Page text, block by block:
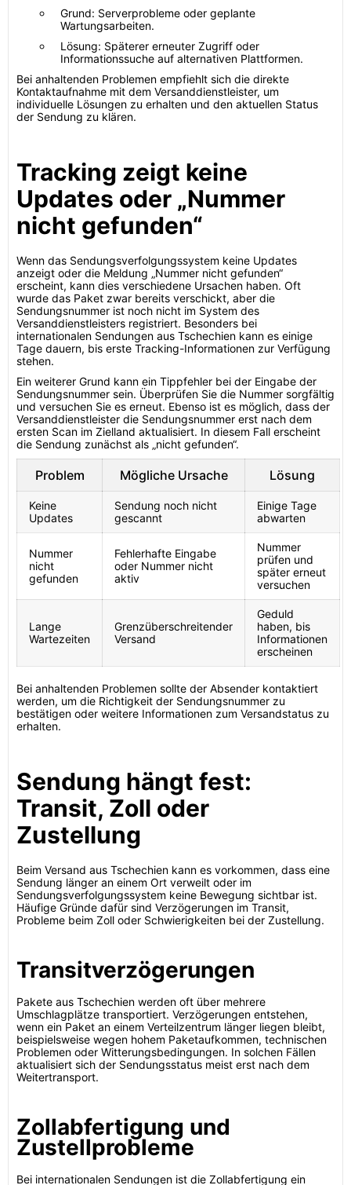
Grund: Serverprobleme oder geplante
Wartungsarbeiten.
Lösung: Späterer erneuter Zugriff oder
Informationssuche auf alternativen Plattformen.
Bei anhaltenden Problemen empfiehlt sich die direkte
Kontaktaufnahme mit dem Versanddienstleister, um
individuelle Lösungen zu erhalten und den aktuellen Status
der Sendung zu klären.
Tracking zeigt keine
Updates oder „Nummer
nicht gefunden“
Wenn das Sendungsverfolgungssystem keine Updates
anzeigt oder die Meldung „Nummer nicht gefunden“
erscheint, kann dies verschiedene Ursachen haben. Oft
wurde das Paket zwar bereits verschickt, aber die
Sendungsnummer ist noch nicht im System des
Versanddienstleisters registriert. Besonders bei
internationalen Sendungen aus Tschechien kann es einige
Tage dauern, bis erste Tracking-Informationen zur Verfügung
stehen.
Ein weiterer Grund kann ein Tippfehler bei der Eingabe der
Sendungsnummer sein. Überprüfen Sie die Nummer sorgfältig
und versuchen Sie es erneut. Ebenso ist es möglich, dass der
Versanddienstleister die Sendungsnummer erst nach dem
ersten Scan im Zielland aktualisiert. In diesem Fall erscheint
die Sendung zunächst als „nicht gefunden“.
Problem Mögliche Ursache Lösung
Keine
Updates
Sendung noch nicht
gescannt
Einige Tage
abwarten
Nummer
nicht
gefunden
Fehlerhafte Eingabe
oder Nummer nicht
aktiv
Nummer
prüfen und
später erneut
versuchen
Lange
Wartezeiten
Grenzüberschreitender
Versand
Geduld
haben, bis
Informationen
erscheinen
Bei anhaltenden Problemen sollte der Absender kontaktiert
werden, um die Richtigkeit der Sendungsnummer zu
bestätigen oder weitere Informationen zum Versandstatus zu
erhalten.
Sendung hängt fest:
Transit, Zoll oder
Zustellung
Beim Versand aus Tschechien kann es vorkommen, dass eine
Sendung länger an einem Ort verweilt oder im
Sendungsverfolgungssystem keine Bewegung sichtbar ist.
Häufige Gründe dafür sind Verzögerungen im Transit,
Probleme beim Zoll oder Schwierigkeiten bei der Zustellung.
Transitverzögerungen
Pakete aus Tschechien werden oft über mehrere
Umschlagplätze transportiert. Verzögerungen entstehen,
wenn ein Paket an einem Verteilzentrum länger liegen bleibt,
beispielsweise wegen hohem Paketaufkommen, technischen
Problemen oder Witterungsbedingungen. In solchen Fällen
aktualisiert sich der Sendungsstatus meist erst nach dem
Weitertransport.
Zollabfertigung und
Zustellprobleme
Bei internationalen Sendungen ist die Zollabfertigung ein